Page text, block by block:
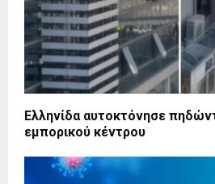
Ελληνίδα αυτοκτόνησε
εμπορικού κέντρου